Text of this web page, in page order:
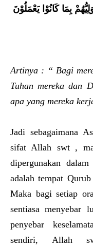
Artinya : “ Bagi
Tuhan mereka dan
apa yang mereka
Jadi sebagaimana
sifat Allah swt ,
dipergunakan
adalah tempat
Maka bagi setiap
sentiasa menyebar
penyebar
sendiri, Allah